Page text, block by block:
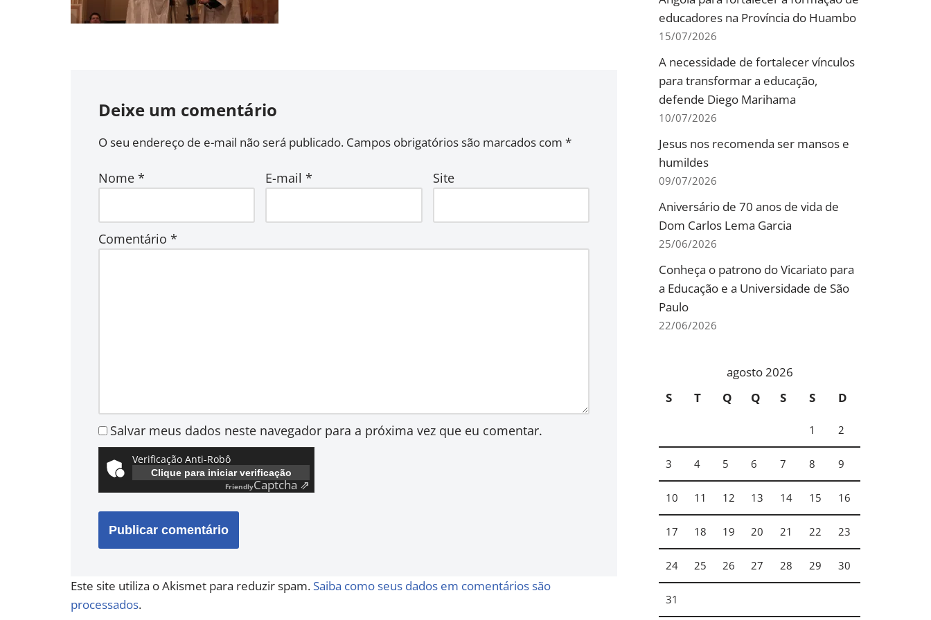
Deixe um comentário
O seu endereço de e-mail não será publicado. Campos obrigatórios são marcados com *
Nome * E-mail* Site
Comentário *
Salvar meus dados neste navegador para a próxima vez que eu comentar.
Verificação Anti-Robô
Clique para iniciar verificação
FriendlyCaptcha ⇗
Este site utiliza o Akismet para reduzir spam. Saiba como seus dados em comentários são
processados.
educadores na Província do Huambo
15/07/2026
A necessidade de fortalecer vínculos
para transformar a educação,
defende Diego Marihama
10/07/2026
Jesus nos recomenda ser mansos e
humildes
09/07/2026
Aniversário de 70 anos de vida de
Dom Carlos Lema Garcia
25/06/2026
Conheça o patrono do Vicariato para
a Educação e a Universidade de São
Paulo
22/06/2026
agosto 2026
S
T Q Q S S D
1 2
3 4 5 6 7 8 9
10 11 12 13 14 15 16
17 18 19 20 21 22 23
24 25 26 27 28 29 30
31